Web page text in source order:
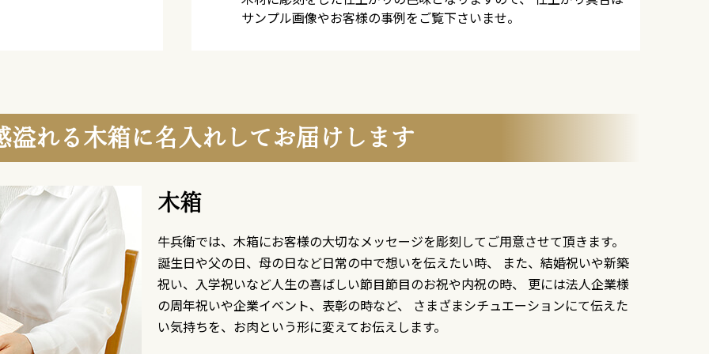
サンプル画像やお客様の事例をご覧下さいませ。
溢れる木箱に名入れしてお届けします
木箱
牛兵衛では、木箱にお客様の大切なメッセージを彫刻してご用意させて頂きます。
誕生日や父の日、母の日など日常の中で想いを伝えたい時、 また、結婚祝いや新築
祝い、入学祝いなど人生の喜ばしい節目節目のお祝や内祝の時、 更には法人企業様
の周年祝いや企業イベント、表彰の時など、 さまざまシチュエーションにて伝えた
い気持ちを、お肉という形に変えてお伝えします。